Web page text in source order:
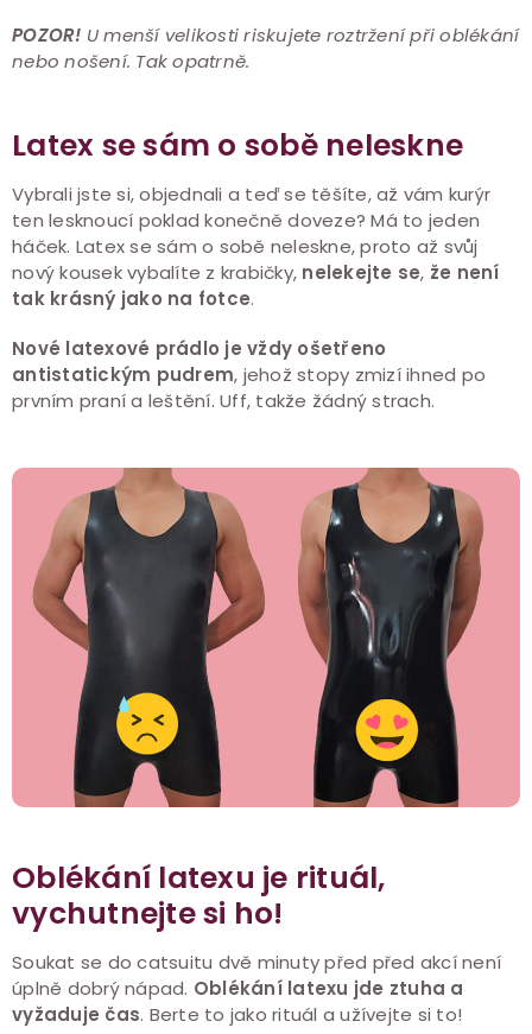
POZOR! U menší velikosti riskujete roztržení při oblékání
nebo nošení. Tak opatrně.
Latex se sám o sobě neleskne
Vybrali jste si, objednali a teď se těšíte, až vám kurýr
ten lesknoucí poklad konečně doveze? Má to jeden
háček. Latex se sám o sobě neleskne, proto až svůj
nový kousek vybalíte z krabičky, nelekejte se, že není
tak krásný jako na fotce.
Nové latexové prádlo je vždy ošetřeno
antistatickým pudrem, jehož stopy zmizí ihned po
prvním praní a leštění. Uff, takže žádný strach.
Oblékání latexu je rituál,
vychutnejte si ho!
Soukat se do catsuitu dvě minuty před před akcí není
úplně dobrý nápad. Oblékání latexu jde ztuha a
vyžaduje čas. Berte to jako rituál a užívejte si to!